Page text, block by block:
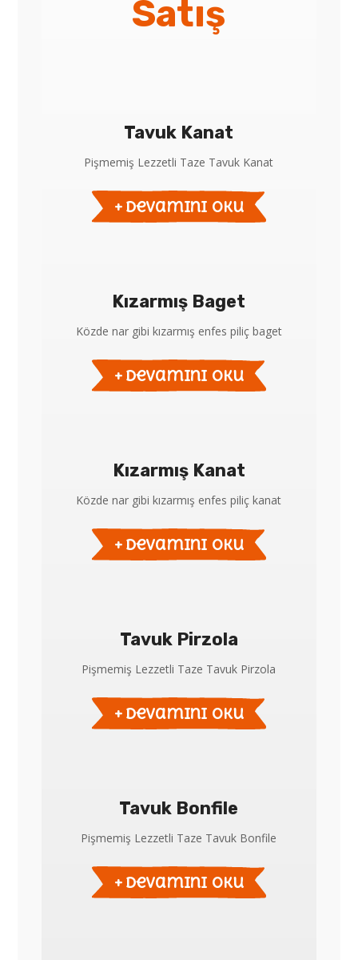
Satış
Tavuk Kanat
Pişmemiş Lezzetli Taze Tavuk Kanat
devamını oku
Kızarmış Baget
Közde nar gibi kızarmış enfes piliç baget
devamını oku
Kızarmış Kanat
Közde nar gibi kızarmış enfes piliç kanat
devamını oku
Tavuk Pirzola
Pişmemiş Lezzetli Taze Tavuk Pirzola
devamını oku
Tavuk Bonfile
Pişmemiş Lezzetli Taze Tavuk Bonfile
devamını oku